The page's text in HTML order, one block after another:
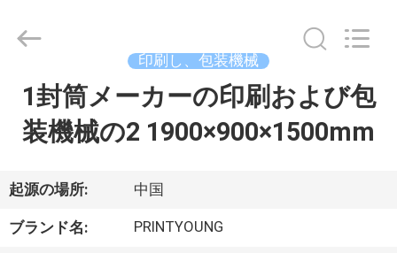
家
ロ
ダ
2015
International
Rights
Reserved.
印刷し、包装機械
1封筒メーカーの印刷および包
装機械の2 1900×900×1500mm
起源の場所: 中国
ブランド名: PRINTYOUNG